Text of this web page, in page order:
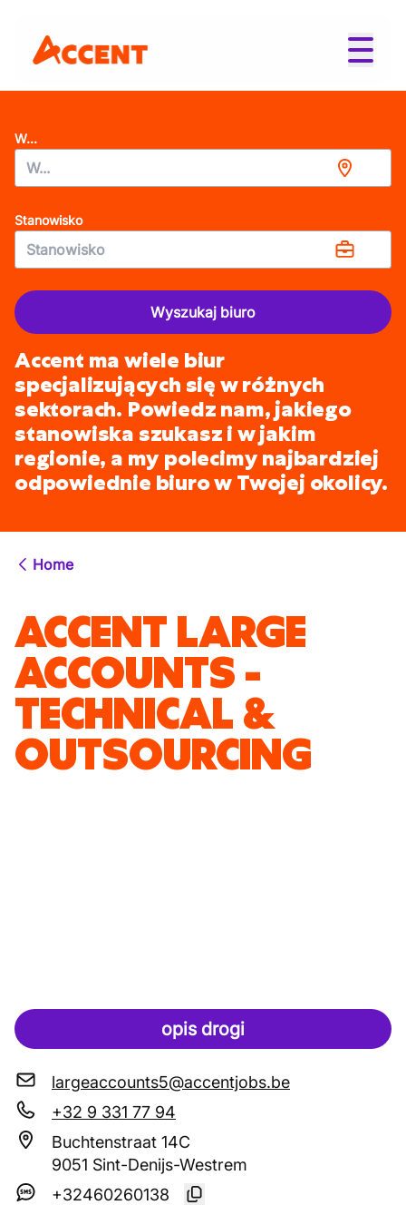
W...
Stanowisko
Wyszukaj biuro
Accent ma wiele biur
specjalizujących się w różnych
sektorach. Powiedz nam, jakiego
stanowiska szukasz i w jakim
regionie, a my polecimy najbardziej
odpowiednie biuro w Twojej okolicy.
Home
ACCENT LARGE
ACCOUNTS -
TECHNICAL &
OUTSOURCING
opis drogi
largeaccounts5@accentjobs.be
+32 9 331 77 94
Buchtenstraat 14C
9051 Sint-Denijs-Westrem
+32460260138